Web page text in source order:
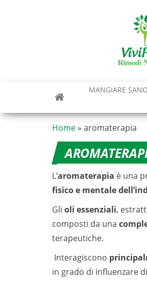
MANGIARE SANO
Home » aromaterapia
L’aromaterapia è una
fisico e mentale
Gli oli essenziali,
composti da una
terapeutiche.
Interagiscono
in grado di influenzare